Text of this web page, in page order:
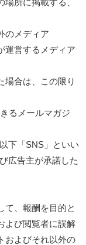
所に掲載する、
のメディア
運営するメディア
場合は、この限り
るメールマガジ
下「SNS」といい
広告主が承諾した
て、報酬を目的と
よび閲覧者に誤解
およびそれ以外の